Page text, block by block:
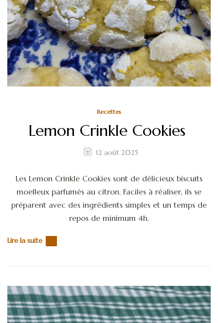
Recettes
Lemon Crinkle Cookies
12 août 2025
Les Lemon Crinkle Cookies sont de délicieux biscuits
moelleux parfumés au citron. Faciles à réaliser, ils se
préparent avec des ingrédients simples et un temps de
repos de minimum 4h.
Lire la suite